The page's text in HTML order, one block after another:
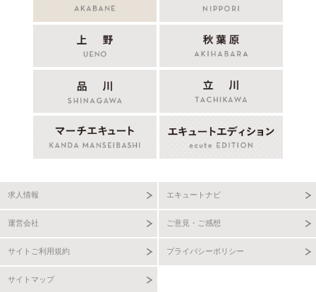
求人情報 エキュートナビ
運営会社 ご意見・ご感想
サイトご利用規約 プライバシーポリシー
サイトマップ